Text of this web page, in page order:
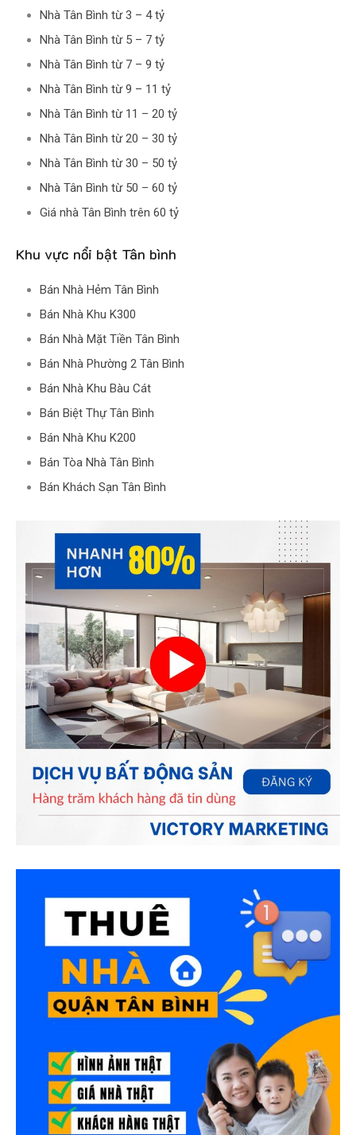
Nhà Tân Bình từ 3 – 4 tỷ
Nhà Tân Bình từ 5 – 7 tỷ
Nhà Tân Bình từ 7 – 9 tỷ
Nhà Tân Bình từ 9 – 11 tỷ
Nhà Tân Bình từ 11 – 20 tỷ
Nhà Tân Bình từ 20 – 30 tỷ
Nhà Tân Bình từ 30 – 50 tỷ
Nhà Tân Bình từ 50 – 60 tỷ
Giá nhà Tân Bình trên 60 tỷ
Khu vực nổi bật Tân bình
Bán Nhà Hẻm Tân Bình
Bán Nhà Khu K300
Bán Nhà Mặt Tiền Tân Bình
Bán Nhà Phường 2 Tân Bình
Bán Nhà Khu Bàu Cát
Bán Biệt Thự Tân Bình
Bán Nhà Khu K200
Bán Tòa Nhà Tân Bình
Bán Khách Sạn Tân Bình